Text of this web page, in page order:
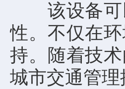
该设备可以
性。不仅在
持。随着技
城市交通管